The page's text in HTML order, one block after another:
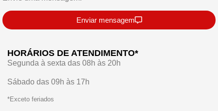
Enviar mensagem
HORÁRIOS DE ATENDIMENTO*
Segunda à sexta das 08h às 20h
Sábado das 09h às 17h
*Exceto feriados